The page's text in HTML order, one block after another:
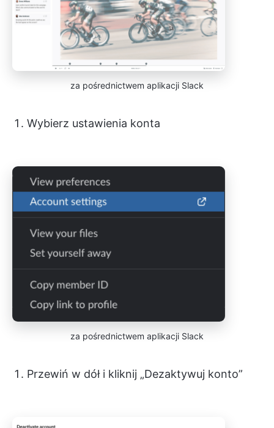
za pośrednictwem aplikacji Slack
Wybierz ustawienia konta
za pośrednictwem aplikacji Slack
Przewiń w dół i kliknij „Dezaktywuj konto”